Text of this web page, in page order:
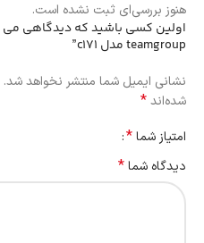
هنوز بررسی‌ای ثبت نشده است.
teamgroup مدل c171”
نشانی ایمیل شما منتشر نخواهد شد.
شده‌اند*
امتیاز شما*
دیدگاه شما*